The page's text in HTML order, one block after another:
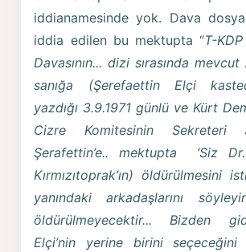
iddianamesinde yok. Dava
iddia edilen bu mektupta “T-
Davasının... dizi sırasında
sanığa (Şerefaettin Elçi
yazdığı 3.9.1971 günlü ve Kürt
Cizre Komitesinin Sekreteri
Şerafettin’e.. mektupta ‘Siz
Kırmızıtoprak’ın) öldürülmesini
yanındaki arkadaşlarını
öldürülmeyecektir... Bizden
Elçi’nin yerine birini seçeceğini